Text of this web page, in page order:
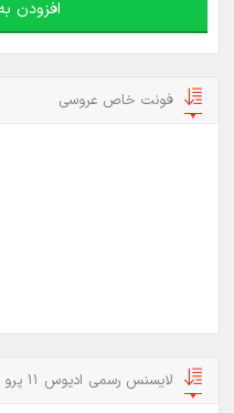
افزودن
فونت خاص عروسی
لایسنس رسمی ادیوس 11 پرو